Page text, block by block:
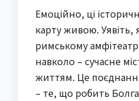
Емоційно, ці
карту живою. Уявіть,
римському
навколо – сучасне
життям. Це
– те, що робить